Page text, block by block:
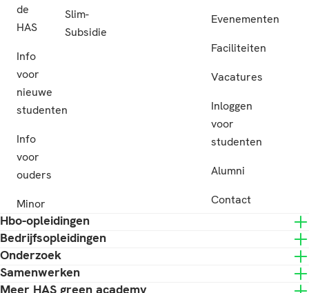
de
HAS
Info
voor
nieuwe
studenten
Info
voor
ouders
Minor
Slim-
Subsidie
Evenementen
Faciliteiten
Vacatures
Inloggen
voor
studenten
Alumni
Contact
Hbo-opleidingen
Bedrijfsopleidingen
Onderzoek
Samenwerken
Meer HAS green academy